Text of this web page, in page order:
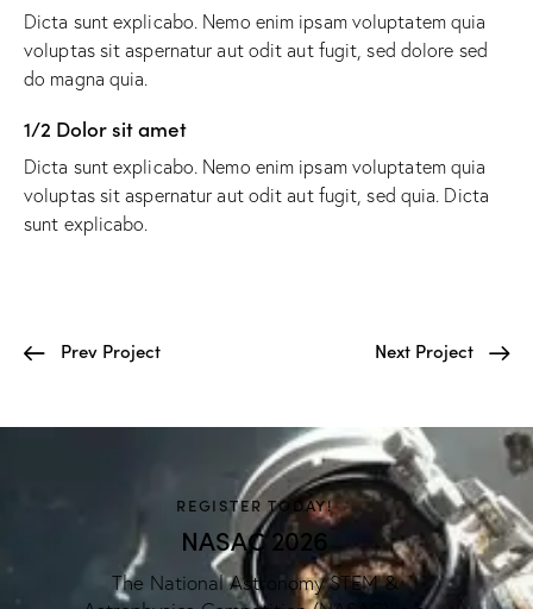
Dicta sunt explicabo. Nemo enim ipsam voluptatem quia
voluptas sit aspernatur aut odit aut fugit, sed dolore sed
do magna quia.
1/2 Dolor sit amet
Dicta sunt explicabo. Nemo enim ipsam voluptatem quia
voluptas sit aspernatur aut odit aut fugit, sed quia. Dicta
sunt explicabo.
Prev Project Next Project
REGISTER TODAY!
NASAC 2026
The National Astronomy STEM &